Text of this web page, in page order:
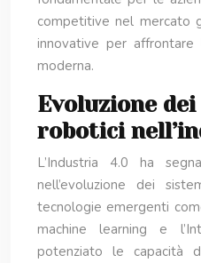
competitive nel mercato
innovative per
moderna.
Evoluzione
robotici
L’Industria 4.0 ha
nell’evoluzione dei
tecnologie emergenti
machine learning e
potenziato le capacità